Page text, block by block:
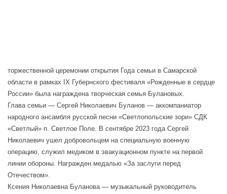
торжественной церемонии открытия Года семьи в Самарской
области в рамках IX Губернского фестиваля «Рожденные в сердце
России» была награждена творческая семья Булановых.
Глава семьи — Сергей Николаевич Буланов — аккомпаниатор
народного ансамбля русской песни «Светлопольские зори» СДК
«Светлый» п. Светлое Поле. В сентябре 2023 года Сергей
Николаевич ушел добровольцем на специальную военную
операцию, служил медиком в эвакуационном пункте на первой
линии обороны. Награжден медалью «За заслуги перед
Отечеством».
Ксения Николаевна Буланова — музыкальный руководитель